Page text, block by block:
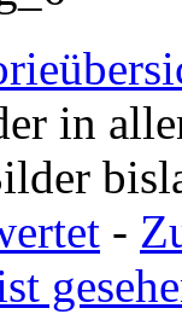
in
-